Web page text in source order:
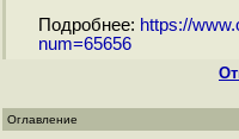
Подробнее: https://
num=65656
Оглавление